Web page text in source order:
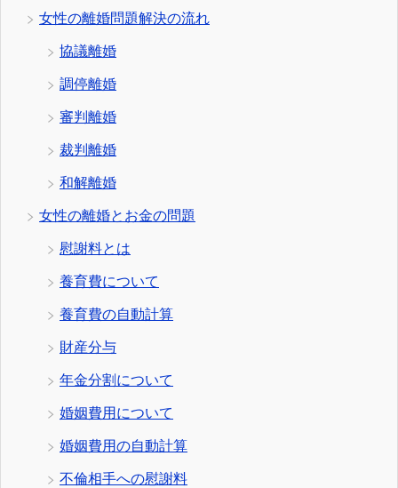
女性の離婚問題解決の流れ
協議離婚
調停離婚
審判離婚
裁判離婚
和解離婚
女性の離婚とお金の問題
慰謝料とは
養育費について
養育費の自動計算
財産分与
年金分割について
婚姻費用について
婚姻費用の自動計算
不倫相手への慰謝料